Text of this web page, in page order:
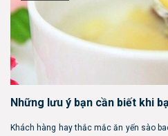
Những lưu ý bạn cần biết khi
Khách hàng hay thắc mắc ăn yến sào